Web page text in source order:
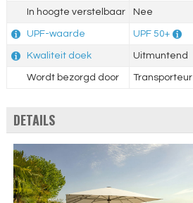
In hoogte verstelbaar Nee
UPF-waarde UPF 50+
Kwaliteit doek Uitmuntend
Wordt bezorgd door Transporteur
DETAILS